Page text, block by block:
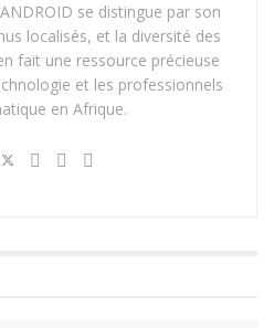
se distingue par son
localisés, et la diversité des
fait une ressource précieuse
et les professionnels
en Afrique.